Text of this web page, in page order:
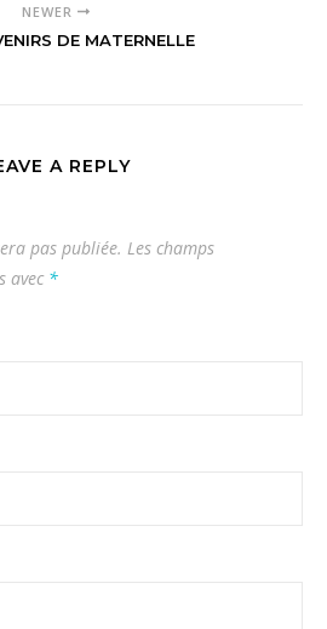
NEWER
DE MATERNELLE
A REPLY
pas publiée. Les champs
avec *